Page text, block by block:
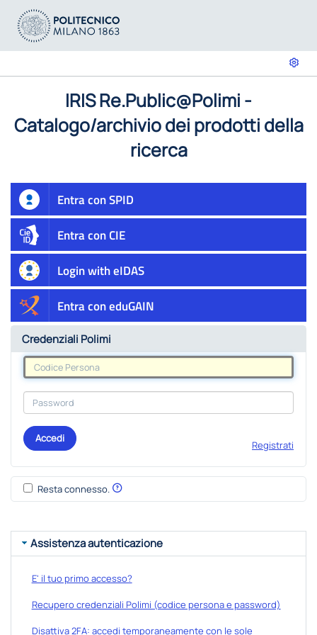
IRIS Re.Public@Polimi -
Catalogo/archivio dei prodotti della
ricerca
Entra con SPID
Entra con CIE
Login with eIDAS
Entra con eduGAIN
Credenziali Polimi
Accedi
Registrati
Resta connesso.
Assistenza autenticazione
E' il tuo primo accesso?
Recupero credenziali Polimi (codice persona e password)
Disattiva 2FA: accedi temporaneamente con le sole